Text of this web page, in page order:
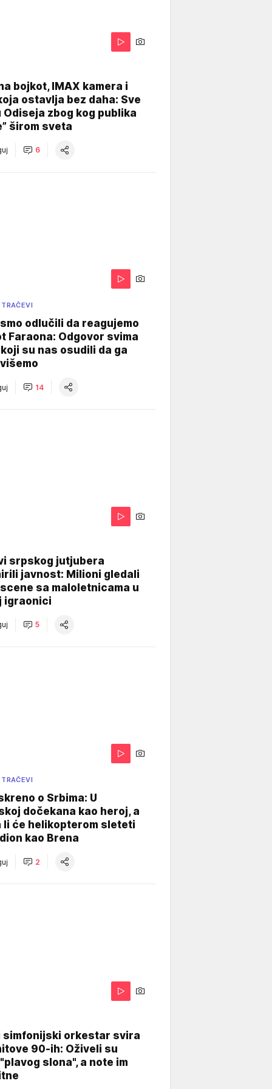
bojkot, IMAX kamera i
ostavlja bez daha: Sve
Odiseja zbog kog publika
širom sveta
6
odlučili da reagujemo
Faraona: Odgovor svima
su nas osudili da ga
14
srpskog jutjubera
javnost: Milioni gledali
sa maloletnicama u
igraonici
5
o Srbima: U
dočekana kao heroj, a
li će helikopterom sleteti
kao Brena
2
simfonijski orkestar svira
90-ih: Oživeli su
slona", a note im